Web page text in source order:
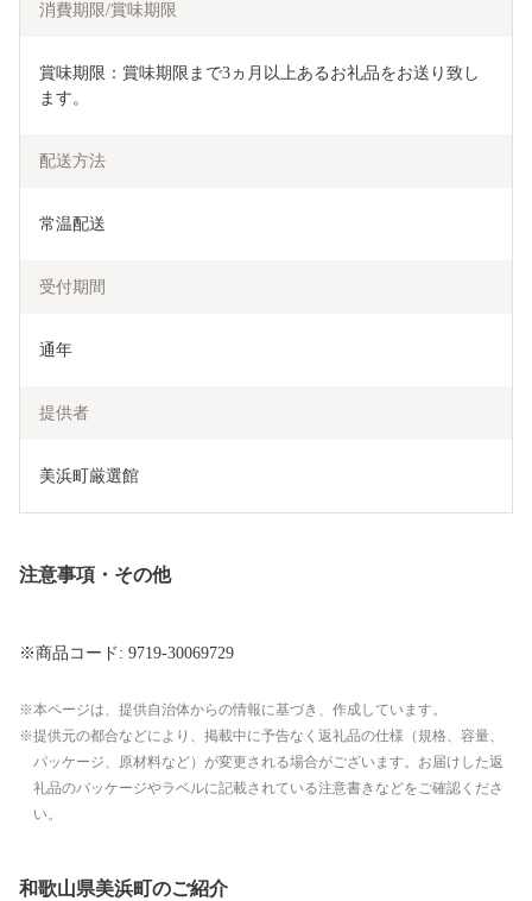
消費期限/賞味期限
賞味期限：賞味期限まで3ヵ月以上あるお礼品をお送り致し
ます。
配送方法
常温配送
受付期間
通年
提供者
美浜町厳選館
注意事項・その他
※商品コード: 9719-30069729
本ページは、提供自治体からの情報に基づき、作成しています。
提供元の都合などにより、掲載中に予告なく返礼品の仕様（規格、容量、
パッケージ、原材料など）が変更される場合がございます。お届けした返
礼品のパッケージやラベルに記載されている注意書きなどをご確認くださ
い。
和歌山県美浜町のご紹介